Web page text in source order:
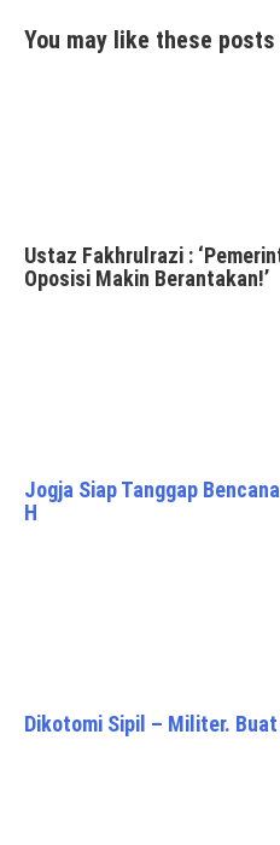
You may like these posts
Ustaz Fakhrulrazi :
Oposisi Makin Berantakan!’
Jogja Siap Tanggap
H
Dikotomi Sipil – Militer.